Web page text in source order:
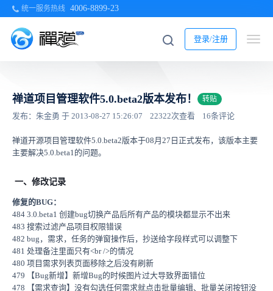
统一服务热线 4006-8899-23
登录/注册
禅道项目管理软件5.0.beta2版本发布！ 转贴
发布：朱金勇 于 2013-08-27 15:26:07 22322次查看 16条评论
禅道开源项目管理软件5.0.beta2版本于08月27日正式发布，该版本主要
主要解决5.0.beta1的问题。
一、修改记录
修复的BUG：
484 3.0.beta1 创建bug切换产品后所有产品的模块都显示不出来
483 搜索过滤产品项目权限错误
482 bug，需求，任务的弹窗操作后，抄送给字段样式可以调整下
481 处理备注里面只有<br />的情况
480 项目需求列表页面移除之后没有刷新
479 【Bug新增】新增Bug的时候图片过大导致界面错位
478 【需求查询】没有勾选任何需求就点击批量编辑、批量关闭按钮没